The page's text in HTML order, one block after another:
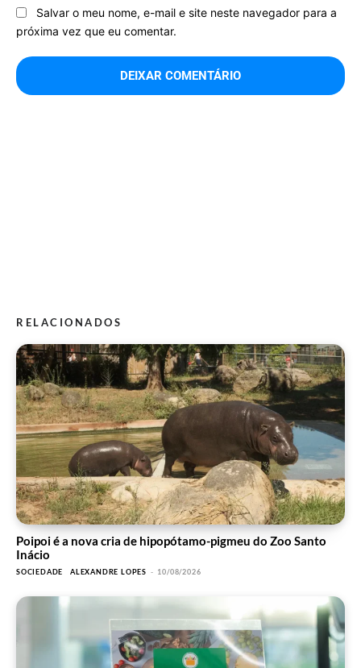
Salvar o meu nome, e-mail e site neste navegador para a
próxima vez que eu comentar.
RELACIONADOS
Poipoi é a nova cria de hipopótamo-pigmeu do Zoo Santo
Inácio
SOCIEDADE ALEXANDRE LOPES - 10/08/2026